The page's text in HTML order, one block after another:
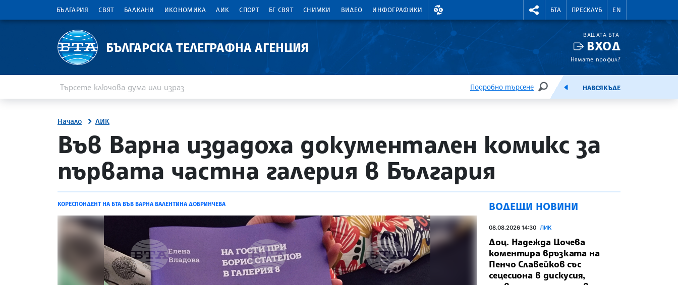
БЪЛГАРИЯ СВЯТ БАЛКАНИ ИКОНОМИКА ЛИК СПОРТ БГ СВЯТ СНИМКИ ВИДЕО ИНФОГРАФИКИ
ВАЛУТНИ КУРСОВЕ RIGHTMENU.SOCIAL
БТА ПРЕСКЛУБ EN
БЪЛГАРСКА ТЕЛЕГРАФНА АГЕНЦИЯ
ВАШАТА БТА
ВХОД
Нямате профил?
Подробно търсене
ТЪРСЕНЕЕМИСИЯНАВСЯКЪДЕ
Начало ЛИК
site.bta
Във Варна издадоха документален комикс за
първата частна галерия в България
КОРЕСПОНДЕНТ НА БТА ВЪВ ВАРНА ВАЛЕНТИНА ДОБРИНЧЕВА ВОДЕЩИ НОВИНИ
08.08.2026 14:30 ЛИК
Доц. Надежда Цочева
коментира връзката на
Пенчо Славейков със
сецесиона в дискусия,